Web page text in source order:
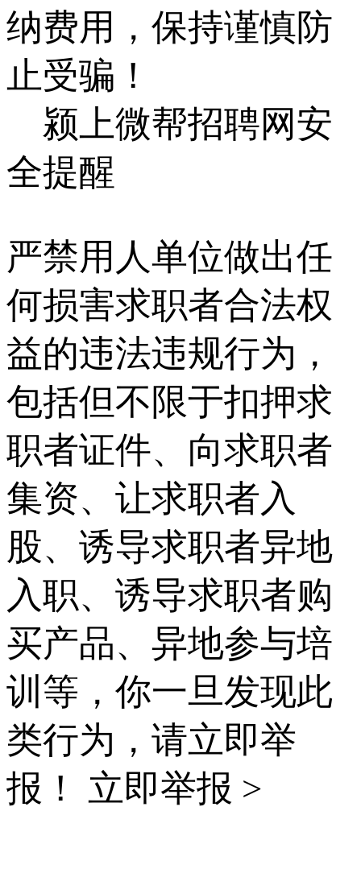
纳费用，保持谨慎防
止受骗！
颍上微帮招聘网安
全提醒
严禁用人单位做出任
何损害求职者合法权
益的违法违规行为，
包括但不限于扣押求
职者证件、向求职者
集资、让求职者入
股、诱导求职者异地
入职、诱导求职者购
买产品、异地参与培
训等，你一旦发现此
类行为，请立即举
报！ 立即举报 >